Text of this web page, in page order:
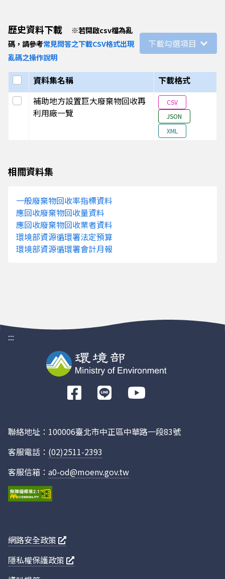
歷史資料下載 ※若開啟csv檔為亂
碼，請參考常見問答之下載CSV格式出現
亂碼之操作說明
下載勾選項目
選取全部
資料集名稱
下載格式
選取此列
補助地方設置巨大廢棄物回收再
利用廠一覽
CSV
JSON
XML
相關資料集
一般廢棄物回收率指標資料
應回收廢棄物回收量資料
應回收廢棄物回收業者資料
環境部資源循環署法定預算
環境部資源循環署會計月報
:::
前
往
聯絡地址：100006臺北市中正區中華路一段83號
客服電話： (02)2511-2393
客服信箱： a0-od@moenv.gov.tw
網路安全政策
隱私權保護政策